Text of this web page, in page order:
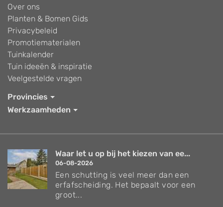
Over ons
Planten & Bomen Gids
Privacybeleid
Promotiematerialen
Tuinkalender
Tuin ideeën & inspiratie
Veelgestelde vragen
Provincies
Werkzaamheden
Waar let u op bij het kiezen van ee...
06-08-2026
Een schutting is veel meer dan een
erfafscheiding. Het bepaalt voor een
groot...